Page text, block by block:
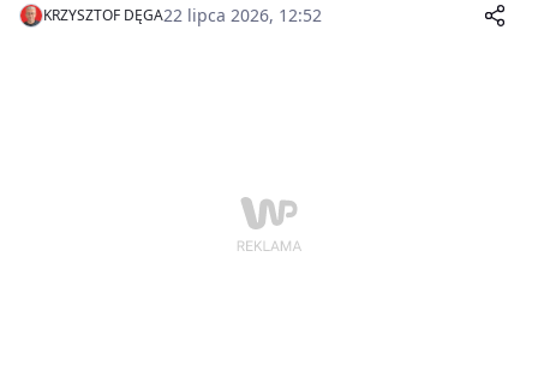
KRZYSZTOF DĘGA22 lipca 2026, 12:52